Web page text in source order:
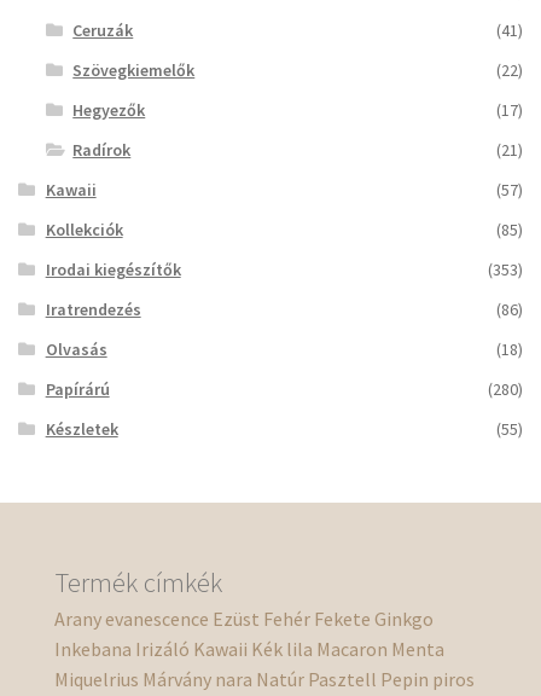
Ceruzák
(41)
Szövegkiemelők
(22)
Hegyezők
(17)
Radírok
(21)
Kawaii
(57)
Kollekciók
(85)
Irodai kiegészítők
(353)
Iratrendezés
(86)
Olvasás
(18)
Papírárú
(280)
Készletek
(55)
Termék címkék
Arany evanescence Ezüst Fehér Fekete Ginkgo
Inkebana Irizáló Kawaii Kék lila Macaron Menta
Miquelrius Márvány nara Natúr Pasztell Pepin piros